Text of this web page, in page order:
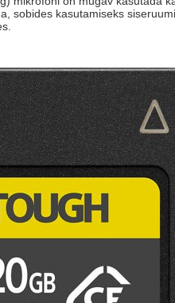
sobides kasutamiseks